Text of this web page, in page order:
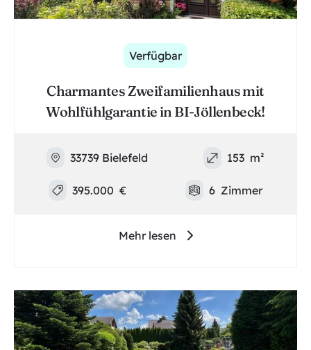
Verfügbar
Charmantes Zweifamilienhaus mit
Wohlfühlgarantie in BI-Jöllenbeck!
33739 Bielefeld 153 m²
395.000 € 6 Zimmer
Mehr lesen